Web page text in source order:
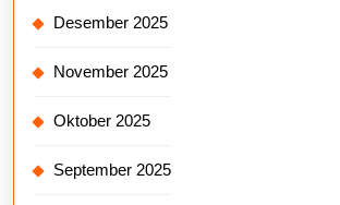
Desember 2025
November 2025
Oktober 2025
September 2025